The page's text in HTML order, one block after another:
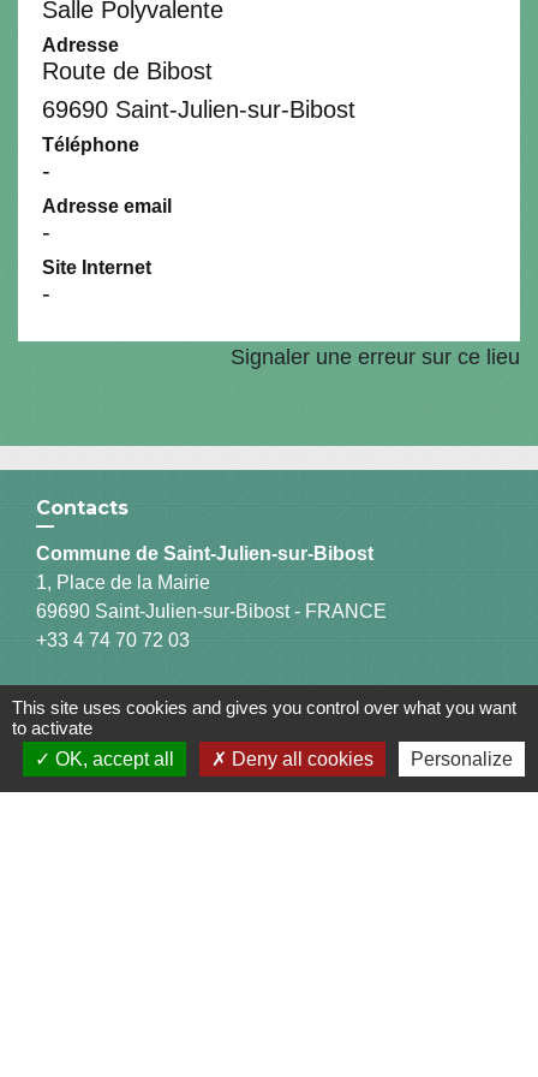
Salle Polyvalente
Adresse
Route de Bibost
69690 Saint-Julien-sur-Bibost
Téléphone
-
Adresse email
-
Site Internet
-
Signaler une erreur sur ce lieu
Contacts
Commune de Saint-Julien-sur-Bibost
1, Place de la Mairie
69690 Saint-Julien-sur-Bibost - FRANCE
+33 4 74 70 72 03
Liens
This site uses cookies and gives you control over what you want
to activate
OK, accept all
Deny all cookies Personalize